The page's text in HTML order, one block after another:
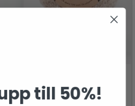
DROPS ALPACA
till 50%!